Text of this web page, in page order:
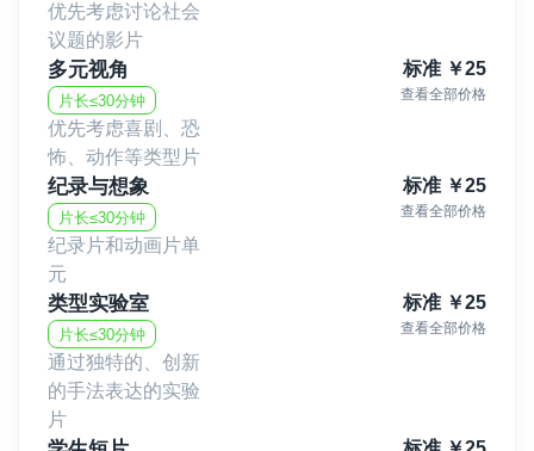
优先考虑讨论社会
议题的影片
多元视角
片长≤30分钟
优先考虑喜剧、恐
怖、动作等类型片
标准 ￥25
查看全部价格
纪录与想象
片长≤30分钟
纪录片和动画片单
元
标准 ￥25
查看全部价格
类型实验室
片长≤30分钟
通过独特的、创新
的手法表达的实验
片
标准 ￥25
查看全部价格